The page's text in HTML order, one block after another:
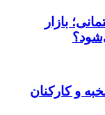
بازار
و کارکنان